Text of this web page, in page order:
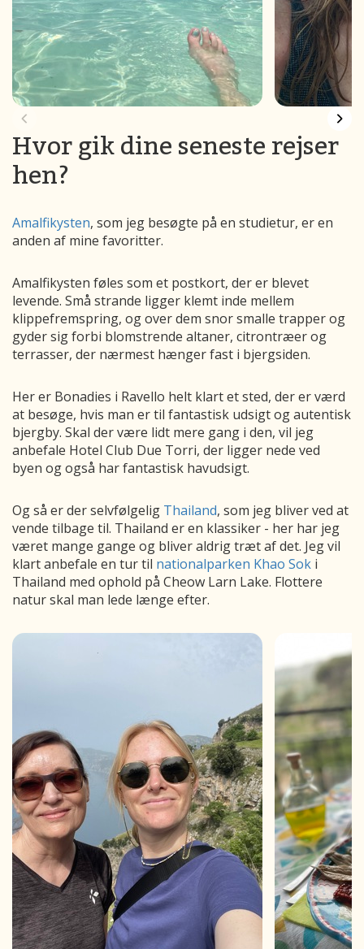
Hvor gik dine seneste rejser
hen?
Amalfikysten, som jeg besøgte på en studietur, er en
anden af mine favoritter.
Amalfikysten føles som et postkort, der er blevet
levende. Små strande ligger klemt inde mellem
klippefremspring, og over dem snor smalle trapper og
gyder sig forbi blomstrende altaner, citrontræer og
terrasser, der nærmest hænger fast i bjergsiden.
Her er Bonadies i Ravello helt klart et sted, der er værd
at besøge, hvis man er til fantastisk udsigt og autentisk
bjergby. Skal der være lidt mere gang i den, vil jeg
anbefale Hotel Club Due Torri, der ligger nede ved
byen og også har fantastisk havudsigt.
Og så er der selvfølgelig Thailand, som jeg bliver ved at
vende tilbage til. Thailand er en klassiker - her har jeg
været mange gange og bliver aldrig træt af det. Jeg vil
klart anbefale en tur til nationalparken Khao Sok i
Thailand med ophold på Cheow Larn Lake. Flottere
natur skal man lede længe efter.